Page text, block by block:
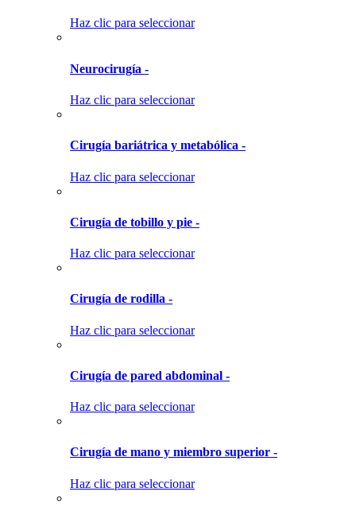
Haz clic para seleccionar
Neurocirugía -
Haz clic para seleccionar
Cirugía bariátrica y metabólica -
Haz clic para seleccionar
Cirugía de tobillo y pie -
Haz clic para seleccionar
Cirugía de rodilla -
Haz clic para seleccionar
Cirugía de pared abdominal -
Haz clic para seleccionar
Cirugía de mano y miembro superior -
Haz clic para seleccionar